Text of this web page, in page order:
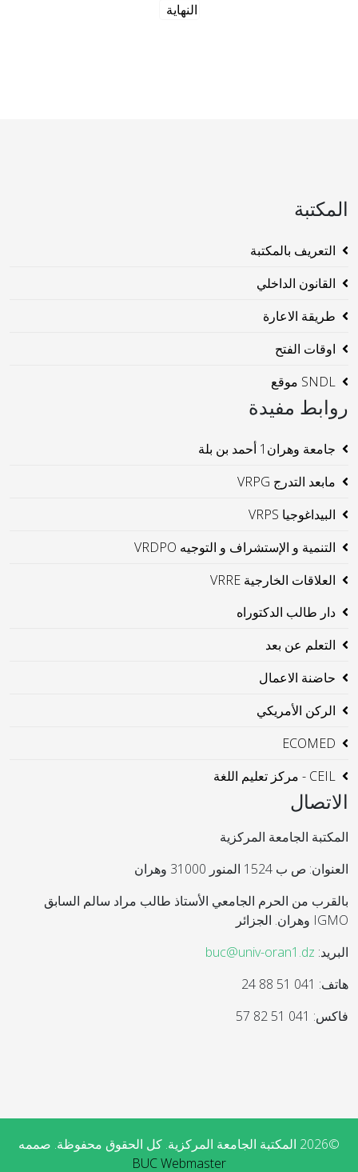
النهاية
المكتبة
التعريف بالمكتبة
القانون الداخلي
طريقة الاعارة
اوقات الفتح
SNDL موقع
روابط مفيدة
جامعة وهران1 أحمد بن بلة
مابعد التدرج VRPG
البيداغوجيا VRPS
التنمية و الإستشراف و التوجيه VRDPO
العلاقات الخارجية VRRE
دار طالب الدكتوراه
التعلم عن بعد
حاضنة الاعمال
الركن الأمريكي
ECOMED
CEIL - مركز تعليم اللغة
الاتصال
المكتبة الجامعة المركزية
العنوان: ص ب 1524 المنور 31000 وهران
بالقرب من الحرم الجامعي الأستاذ طالب مراد سالم السابق
IGMO وهران. الجزائر
البريد: buc@univ-oran1.dz
هاتف: 041 51 88 24
فاكس: 041 51 82 57
©2026 المكتبة الجامعة المركزية. كل الحقوق محفوظة. صممه
BUC Webmaster